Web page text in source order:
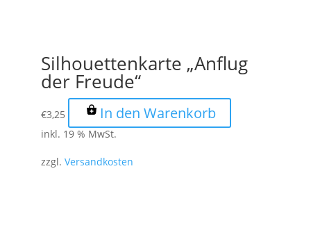
Silhouettenkarte „Anflug
der Freude“
€3,25 In den Warenkorb
inkl. 19 % MwSt.
zzgl. Versandkosten